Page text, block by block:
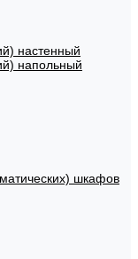
настенный
напольный
шкафов